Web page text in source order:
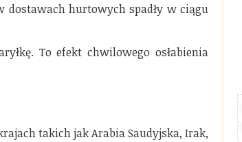
dostawach hurtowych spadły w ciągu
To efekt chwilowego osłabienia
takich jak Arabia Saudyjska, Irak,